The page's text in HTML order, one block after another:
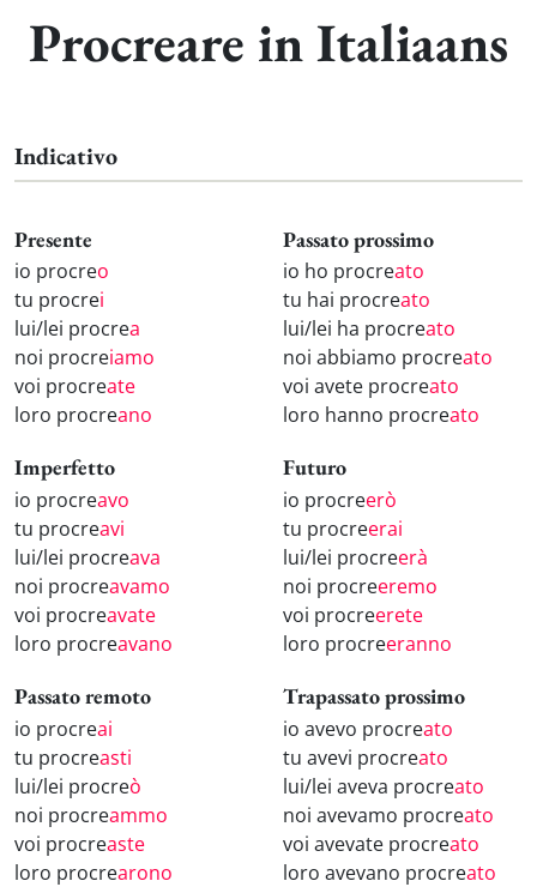
Procreare in Italiaans
Indicativo
Presente
io procreo
tu procrei
lui/lei procrea
noi procreiamo
voi procreate
loro procreano
Passato prossimo
io ho procreato
tu hai procreato
lui/lei ha procreato
noi abbiamo procreato
voi avete procreato
loro hanno procreato
Imperfetto
io procreavo
tu procreavi
lui/lei procreava
noi procreavamo
voi procreavate
loro procreavano
Futuro
io procreerò
tu procreerai
lui/lei procreerà
noi procreeremo
voi procreerete
loro procreeranno
Passato remoto
io procreai
tu procreasti
lui/lei procreò
noi procreammo
voi procreaste
loro procrearono
Trapassato prossimo
io avevo procreato
tu avevi procreato
lui/lei aveva procreato
noi avevamo procreato
voi avevate procreato
loro avevano procreato